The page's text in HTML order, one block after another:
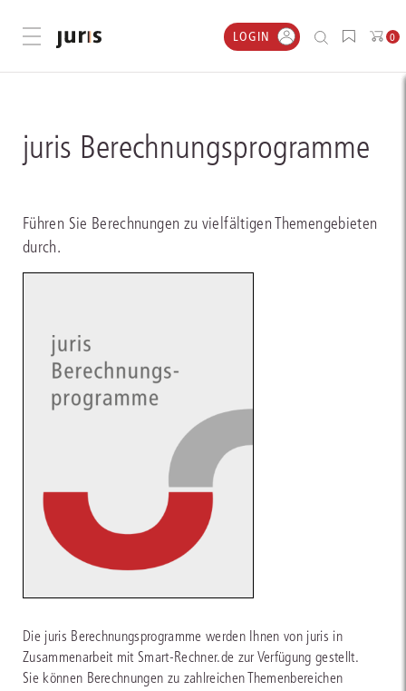
Menü öffnen LOGIN 0
juris Berechnungsprogramme
Führen Sie Berechnungen zu vielfältigen Themengebieten
durch.
Die juris Berechnungsprogramme werden Ihnen von juris in
Zusammenarbeit mit Smart-Rechner.de zur Verfügung gestellt.
Sie können Berechnungen zu zahlreichen Themenbereichen